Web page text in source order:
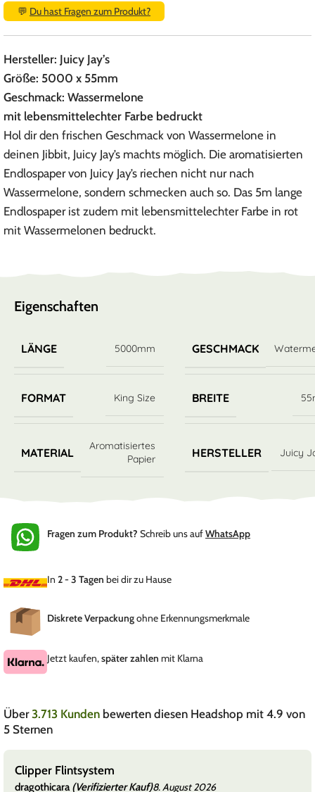
💬 Du hast Fragen zum Produkt?
Hersteller: Juicy Jay’s
Größe: 5000 x 55mm
Geschmack: Wassermelone
mit lebensmittelechter Farbe bedruckt
Hol dir den frischen Geschmack von Wassermelone in
deinen Jibbit, Juicy Jay’s machts möglich. Die aromatisierten
Endlospaper von Juicy Jay’s riechen nicht nur nach
Wassermelone, sondern schmecken auch so. Das 5m lange
Endlospaper ist zudem mit lebensmittelechter Farbe in rot
mit Wassermelonen bedruckt.
Eigenschaften
LÄNGE 5000mm GESCHMACK
FORMAT King Size BREITE
MATERIAL
Aromatisiertes
Papier
HERSTELLER Juicy
Fragen zum Produkt? Schreib uns aufWhatsApp
In 2 - 3 Tagen bei dir zu Hause
Diskrete Verpackungohne Erkennungsmerkmale
Jetzt kaufen,später zahlen mit Klarna
Über3.713 Kunden bewerten diesen Headshop mit 4.9 von
5 Sternen
Clipper Flintsystem
dragothicara(Verifizierter Kauf)8. August 2026